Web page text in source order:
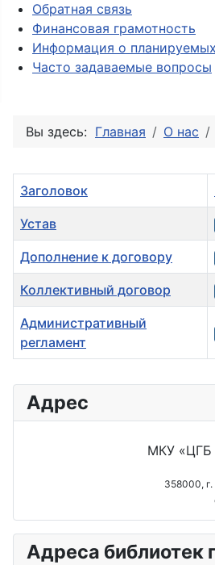
Обратная связь
Финансовая грамотность
Информация о
Часто задаваемые вопросы
Вы здесь: Главная О нас
Заголовок
Устав
Дополнение к договору
Коллективный договор
Административный
регламент
Адрес
МКУ «ЦГБ
358000,
Адреса библиотек